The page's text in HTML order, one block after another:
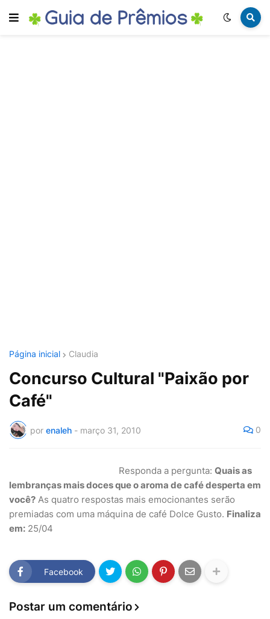
Página inicial Claudia
Concurso Cultural "Paixão por
Café"
por enaleh - março 31, 2010 0
Responda a pergunta: Quais as
lembranças mais doces que o aroma de café desperta em
você? As quatro respostas mais emocionantes serão
premiadas com uma máquina de café Dolce Gusto. Finaliza
em: 25/04
Facebook
Postar um comentário